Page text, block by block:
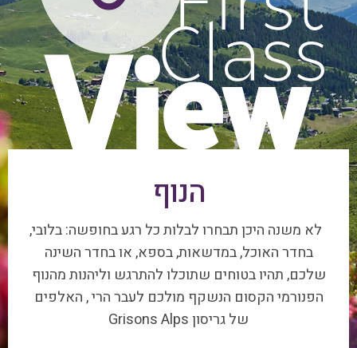
הנוף
לא משנה היכן תבחרו לבלות כל רגע בחופשה: בלובי,
בחדר האוכל, במדשאות, בספא, או בחדר השינה
שלכם, תהיו בטוחים שתוכלו להתרגש וליהנות מהנוף
הפנורמי הקסום הנשקף מולכם לעבר הרי , האלפים
של גריסון Grisons Alps